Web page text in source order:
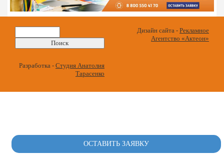
ОСТАВИТЬ ЗАЯВКУ
Дизайн сайта - Рекламное
Агентство «Актеон»
Разработка - Студия Анатолия
Тарасенко